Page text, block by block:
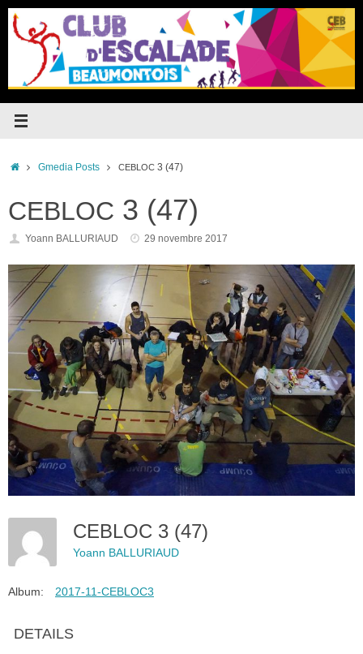
Passer
contenu
Accueil
Gmedia Posts CEBLOC3 (47)
CEBLOC 3 (47)
Yoann BALLURIAUD 29 novembre 2017
CEBLOC 3 (47)
Yoann BALLURIAUD
Album: 2017-11-CEBLOC3
DETAILS